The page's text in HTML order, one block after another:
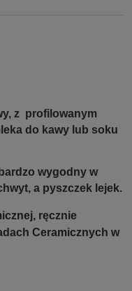
z profilowanym
do kawy lub soku
wygodny w
a pyszczek lejek.
ręcznie
Ceramicznych w